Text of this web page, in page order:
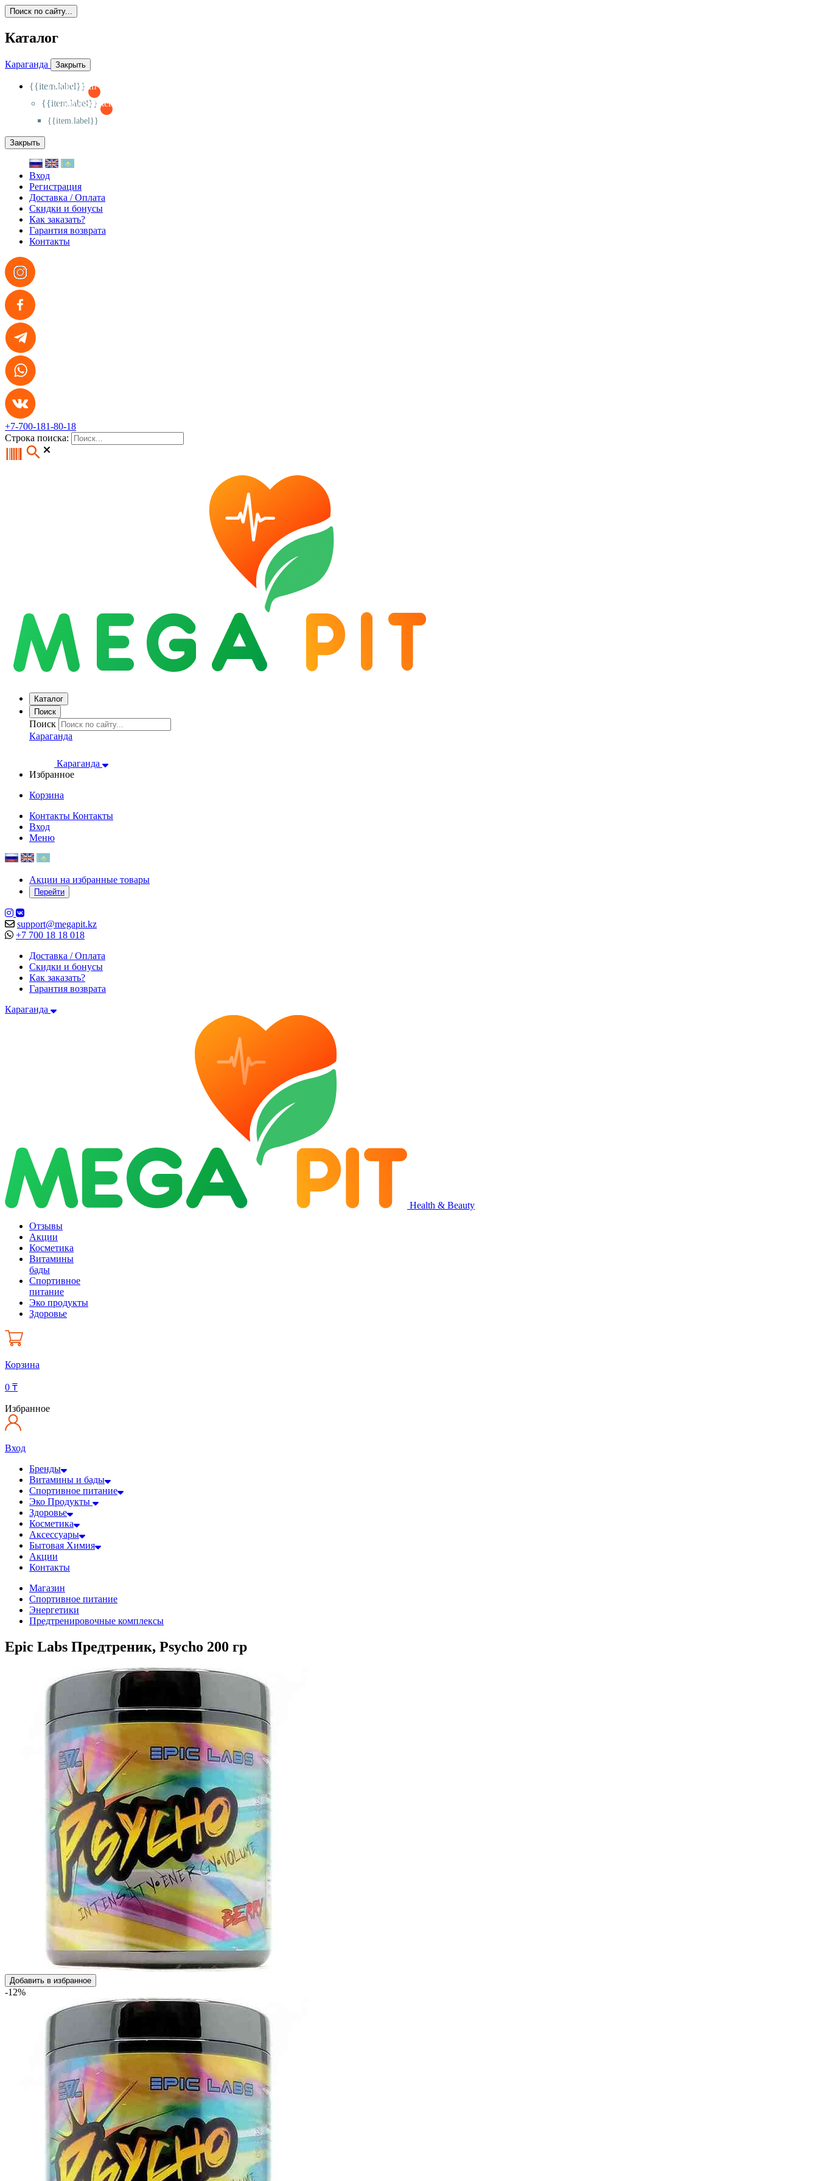
Поиск по сайту...
Каталог
Караганда Закрыть
{{item.label}}
{{activeItem==item.id?'-
{{item.label}}
{{activeSubitem==item.id?'-
{{item.label}}
Закрыть
Вход
Регистрация
Доставка / Оплата
Скидки и бонусы
Как заказать?
Гарантия возврата
Контакты
+7-700-181-80-18
Строка поиска:
Каталог
Поиск
Поиск
Караганда
Караганда
Избранное
Корзина
Контакты Контакты
Вход
Меню
Акции на избранные товары
Перейти
support@megapit.kz
+7 700 18 18 018
Доставка / Оплата
Скидки и бонусы
Как заказать?
Гарантия возврата
Караганда
Health & Beauty
Отзывы
Акции
Косметика
Витамины
бады
Спортивное
питание
Эко продукты
Здоровье
Корзина
0 ₸
Избранное
Вход
Бренды
Витамины и бады
Спортивное питание
Эко Продукты
Здоровье
Косметика
Аксессуары
Бытовая Химия
Акции
Контакты
Магазин
Спортивное питание
Энергетики
Предтренировочные комплексы
Epic Labs Предтреник, Psycho 200 гр
Добавить в избранное
-12%